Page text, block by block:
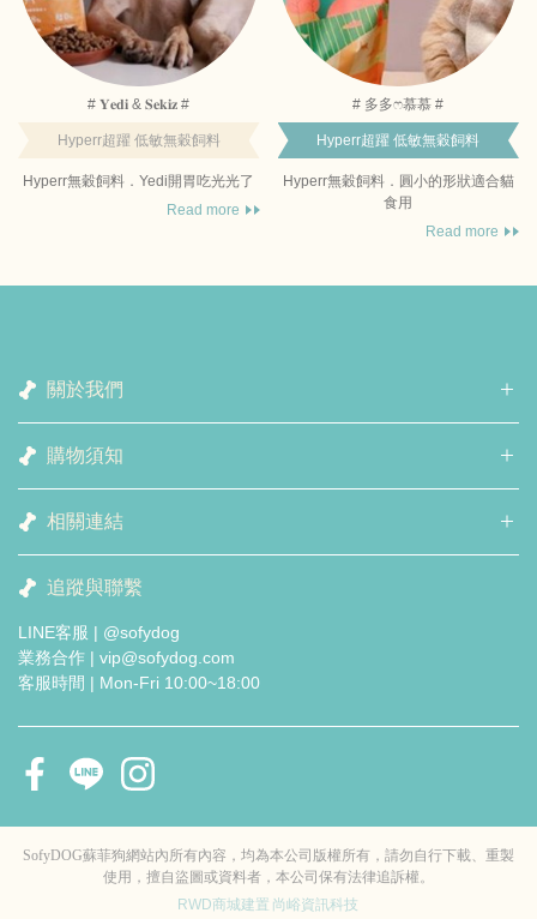
# 𝐘𝐞𝐝𝐢 & 𝐒𝐞𝐤𝐢𝐳 #
Hyperr超躍 低敏無穀飼料
Hyperr無穀飼料．Yedi開胃吃光光了
Read more
# 多多ෆ慕慕 #
Hyperr超躍 低敏無穀飼料
Hyperr無穀飼料．圓小的形狀適合貓
食用
Read more
關於我們
購物須知
相關連結
追蹤與聯繫
LINE客服 | @sofydog
業務合作 | vip@sofydog.com
客服時間 | Mon-Fri 10:00~18:00
SofyDOG蘇菲狗網站內所有內容，均為本公司版權所有，請勿自行下載、重製
使用，擅自盜圖或資料者，本公司保有法律追訴權。
RWD商城建置 尚峪資訊科技